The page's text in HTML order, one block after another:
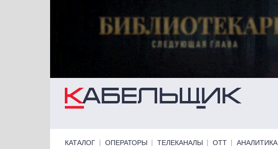
КАТАЛОГ ОПЕРАТОРЫ ТЕЛЕКАНАЛЫ ОТТ АНАЛИТИКА